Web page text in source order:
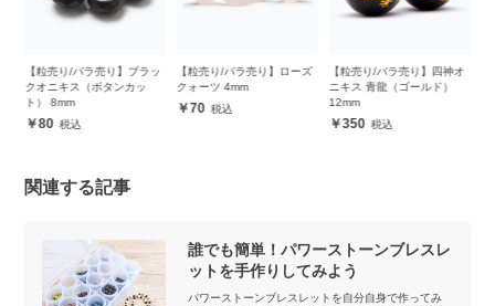
【粒売り/バラ売り】ブラッ
クオニキス（ボタンカッ
ト） 8mm
80
【粒売り/バラ売り】ローズ
クォーツ 4mm
70
【粒売り/バラ売り】四神オ
ニキス 青龍（ゴールド）
12mm
350
関連する記事
誰でも簡単！パワーストーンブレスレ
ットを手作りしてみよう
パワーストーンブレスレットを自分自身で作ってみ